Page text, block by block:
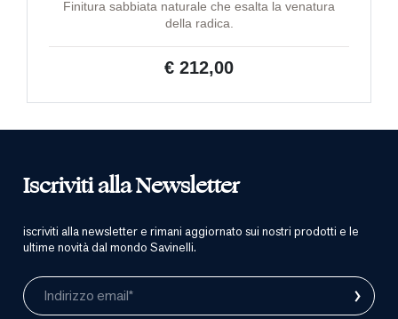
Finitura sabbiata naturale che esalta la venatura
della radica.
€ 212,00
Iscriviti alla Newsletter
iscriviti alla newsletter e rimani aggiornato sui nostri prodotti e le
ultime novità dal mondo Savinelli.
Indirizzo email* ›